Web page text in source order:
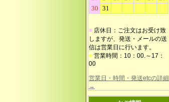
■ 店休日：ご注文はお受け致
しますが、発送・メールの送
信は営業日に行います。
■ 営業時間：10：00.～17：
00
営業日・時間・発送etcの詳細
→